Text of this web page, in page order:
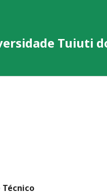
Tuiuti